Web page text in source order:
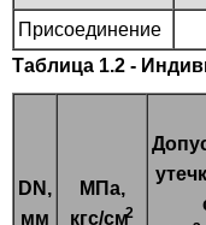
Присоединение
Таблица 1.2 -
DN,
мм
МПа,
кгс/см2